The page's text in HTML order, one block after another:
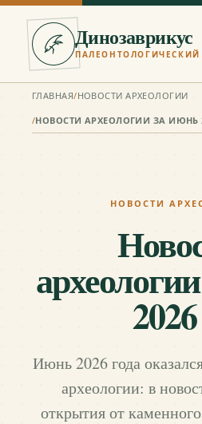
Динозаврикус
ПАЛЕОНТОЛОГИЧЕСКИЙ
ГЛАВНАЯ/НОВОСТИ АРХЕОЛОГИИ
/НОВОСТИ АРХЕОЛОГИИ ЗА ИЮНЬ
НОВОСТИ
Июнь 2026 года
археологии: в
открытия от